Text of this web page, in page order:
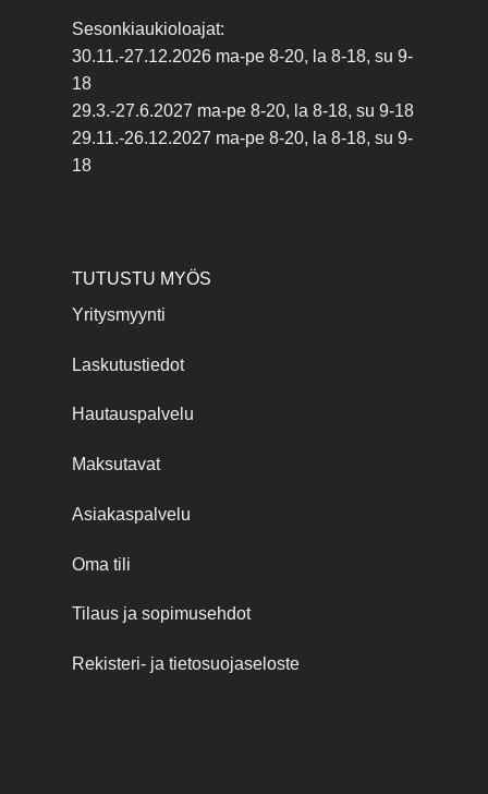
Sesonkiaukioloajat:
30.11.-27.12.2026 ma-pe 8-20, la 8-18, su 9-
18
29.3.-27.6.2027 ma-pe 8-20, la 8-18, su 9-18
29.11.-26.12.2027 ma-pe 8-20, la 8-18, su 9-
18
TUTUSTU MYÖS
Yritysmyynti
Laskutustiedot
Hautauspalvelu
Maksutavat
Asiakaspalvelu
Oma tili
Tilaus ja sopimusehdot
Rekisteri- ja tietosuojaseloste